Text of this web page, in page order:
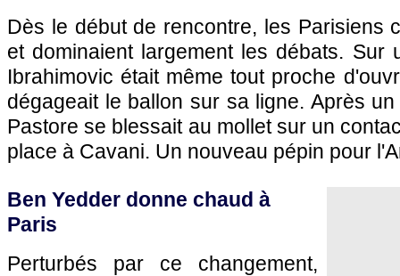
Dès le début de rencontre, les Parisiens
et dominaient largement les débats. Sur
Ibrahimovic était même tout proche
dégageait le ballon sur sa ligne. Après
Pastore se blessait au mollet sur un
place à Cavani. Un nouveau pépin pour
Ben Yedder donne chaud à
Paris
Perturbés par ce changement,